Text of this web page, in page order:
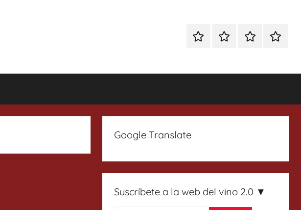
EspecialEnoturismoRanking
Google Translate
Suscríbete a la web del vino 2.0 ▼